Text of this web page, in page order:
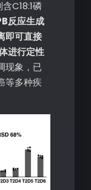
C18:1磷
反应生成
即可直接
进行定性
现象，已
等多种疾